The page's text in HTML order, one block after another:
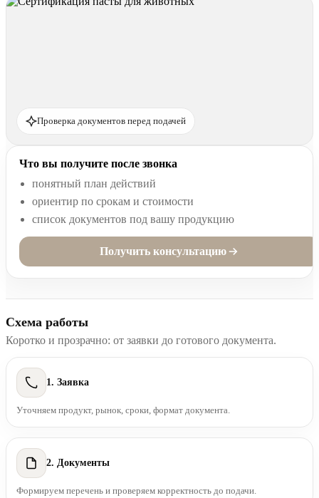
Проверка документов перед подачей
Что вы получите после звонка
понятный план действий
ориентир по срокам и стоимости
список документов под вашу продукцию
Получить консультацию
Схема работы
Коротко и прозрачно: от заявки до готового документа.
1. Заявка
Уточняем продукт, рынок, сроки, формат документа.
2. Документы
Формируем перечень и проверяем корректность до подачи.